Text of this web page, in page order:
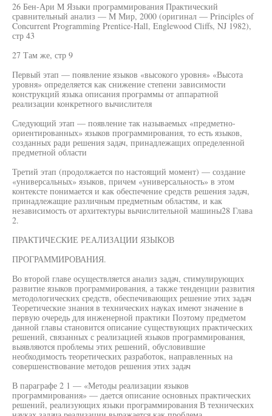
26 Бен-Ари M Языки программирования Практический
сравнительный анализ — M Мир, 2000 (оригинал — Principles of
Concurrent Programming Prentice-Hall, Englewood Cliffs, NJ 1982),
стр 43
27 Там же, стр 9
Первый этап — появление языков «высокого уровня» «Высота
уровня» определяется как снижение степени зависимости
конструкций языка описания программы от аппаратной
реализации конкретного вычислителя
Следующий этап — появление так называемых «предметно-
ориентированных» языков программирования, то есть языков,
созданных ради решения задач, принадлежащих определенной
предметной области
Третий этап (продолжается по настоящий момент) — создание
«универсальных» языков, причем «универсальность» в этом
контексте понимается и как обеспечение средств решения задач,
принадлежащие различным предметным областям, и как
независимость от архитектуры вычислительной машины28 Глава
2.
ПРАКТИЧЕСКИЕ РЕАЛИЗАЦИИ ЯЗЫКОВ
ПРОГРАММИРОВАНИЯ.
Во второй главе осуществляется анализ задач, стимулирующих
развитие языков программирования, а также тенденции развития
методологических средств, обеспечивающих решение этих задач
Теоретические знания в технических науках имеют значение в
первую очередь для инженерной практики Поэтому предметом
данной главы становится описание существующих практических
решений, связанных с реализацией языков программирования,
выявляются проблемы этих решений, обусловившие
необходимость теоретических разработок, направленных на
совершенствование методов решения этих задач
В параграфе 2 1 — «Методы реализации языков
программирования» — дается описание основных практических
решений, реализующих языки программирования В технических